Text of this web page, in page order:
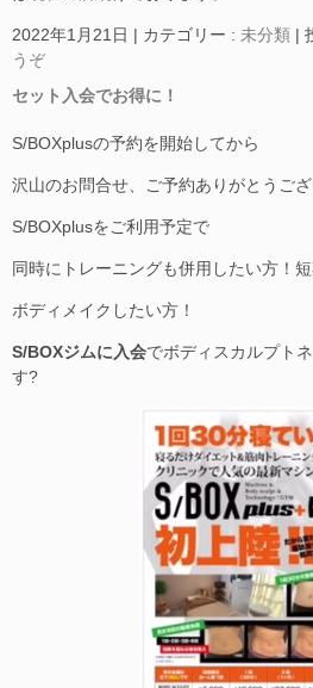
2022年1月21日 | カテゴリー : 未分類 |
うぞ
セット入会でお得に！
S/BOXplusの予約を開始してから
沢山のお問合せ、ご予約ありがとうご
S/BOXplusをご利用予定で
同時にトレーニングも併用したい方！
ボディメイクしたい方！
S/BOXジムに入会でボディスカルプト
す?